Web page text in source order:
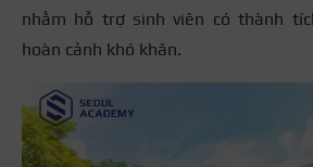
nhằm hỗ trợ sinh viên có thành
hoàn cảnh khó khăn.